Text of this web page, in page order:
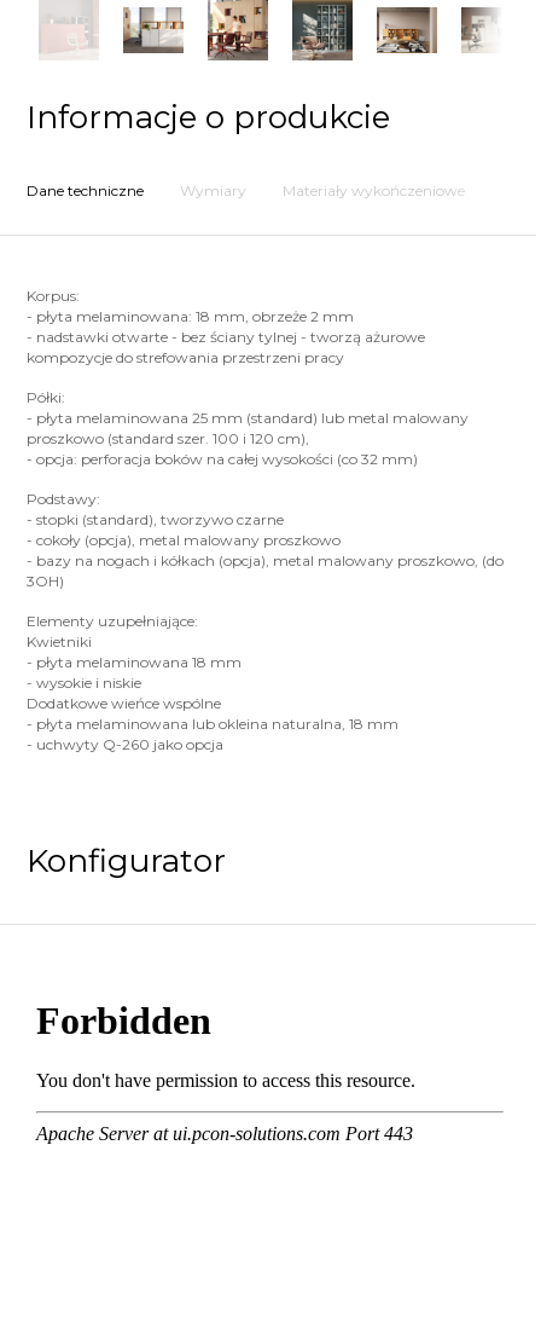
Informacje o produkcie
Dane techniczne Wymiary Materiały wykończeniowe
Korpus:
- płyta melaminowana: 18 mm, obrzeże 2 mm
- nadstawki otwarte - bez ściany tylnej - tworzą ażurowe
kompozycje do strefowania przestrzeni pracy
Półki:
- płyta melaminowana 25 mm (standard) lub metal malowany
proszkowo (standard szer. 100 i 120 cm),
- opcja: perforacja boków na całej wysokości (co 32 mm)
Podstawy:
- stopki (standard), tworzywo czarne
- cokoły (opcja), metal malowany proszkowo
- bazy na nogach i kółkach (opcja), metal malowany proszkowo, (do
3OH)
Elementy uzupełniające:
Kwietniki
- płyta melaminowana 18 mm
- wysokie i niskie
Dodatkowe wieńce wspólne
- płyta melaminowana lub okleina naturalna, 18 mm
- uchwyty Q-260 jako opcja
Konfigurator